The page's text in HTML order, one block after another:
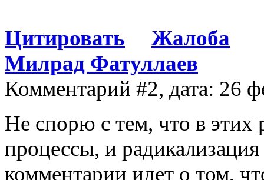
Цитировать
Жалоба
Милрад Фатуллаев
Комментарий #2, дата: 26
Не спорю с тем, что в этих
процессы, и
комментарии идет о том,